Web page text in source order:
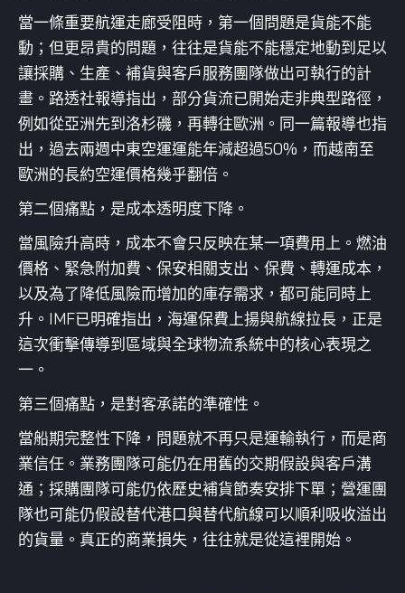
當一條重要航運走廊受阻時，第一個問題是貨能不能
動；但更昂貴的問題，往往是貨能不能穩定地動到足以
讓採購、生產、補貨與客戶服務團隊做出可執行的計
畫。路透社報導指出，部分貨流已開始走非典型路徑，
例如從亞洲先到洛杉磯，再轉往歐洲。同一篇報導也指
出，過去兩週中東空運運能年減超過50%，而越南至
歐洲的長約空運價格幾乎翻倍。
第二個痛點，是成本透明度下降。
當風險升高時，成本不會只反映在某一項費用上。燃油
價格、緊急附加費、保安相關支出、保費、轉運成本，
以及為了降低風險而增加的庫存需求，都可能同時上
升。IMF已明確指出，海運保費上揚與航線拉長，正是
這次衝擊傳導到區域與全球物流系統中的核心表現之
一。
第三個痛點，是對客承諾的準確性。
當船期完整性下降，問題就不再只是運輸執行，而是商
業信任。業務團隊可能仍在用舊的交期假設與客戶溝
通；採購團隊可能仍依歷史補貨節奏安排下單；營運團
隊也可能仍假設替代港口與替代航線可以順利吸收溢出
的貨量。真正的商業損失，往往就是從這裡開始。